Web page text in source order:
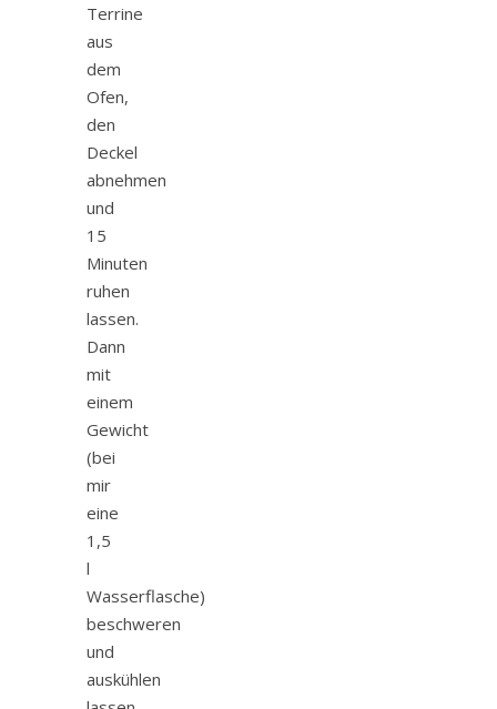
Terrine
aus
dem
Ofen,
den
Deckel
abnehmen
und
15
Minuten
ruhen
lassen.
Dann
mit
einem
Gewicht
(bei
mir
eine
1,5
l
Wasserflasche)
beschweren
und
auskühlen